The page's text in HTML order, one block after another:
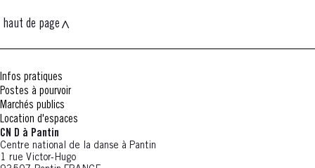
haut de page
Infos pratiques
Postes à pourvoir
Marchés publics
Location d'espaces
CN D à Pantin
Centre national de la danse à Pantin
1 rue Victor-Hugo